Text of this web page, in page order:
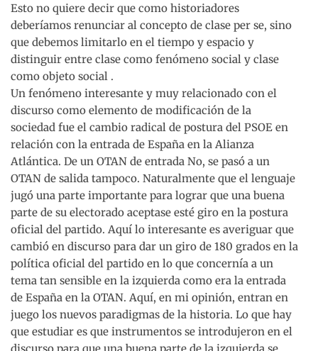
Esto no quiere decir que como historiadores
deberíamos renunciar al concepto de clase per se, sino
que debemos limitarlo en el tiempo y espacio y
distinguir entre clase como fenómeno social y clase
como objeto social .
Un fenómeno interesante y muy relacionado con el
discurso como elemento de modificación de la
sociedad fue el cambio radical de postura del PSOE en
relación con la entrada de España en la Alianza
Atlántica. De un OTAN de entrada No, se pasó a un
OTAN de salida tampoco. Naturalmente que el lenguaje
jugó una parte importante para lograr que una buena
parte de su electorado aceptase esté giro en la postura
oficial del partido. Aquí lo interesante es averiguar que
cambió en discurso para dar un giro de 180 grados en la
política oficial del partido en lo que concernía a un
tema tan sensible en la izquierda como era la entrada
de España en la OTAN. Aquí, en mi opinión, entran en
juego los nuevos paradigmas de la historia. Lo que hay
que estudiar es que instrumentos se introdujeron en el